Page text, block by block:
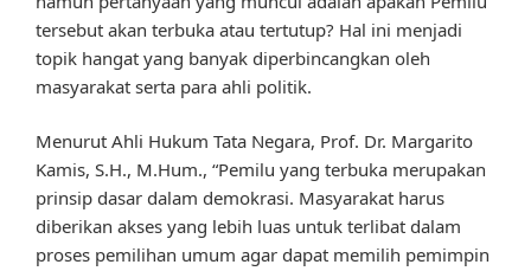
tersebut akan terbuka atau tertutup? Hal ini menjadi
topik hangat yang banyak diperbincangkan oleh
masyarakat serta para ahli politik.
Menurut Ahli Hukum Tata Negara, Prof. Dr. Margarito
Kamis, S.H., M.Hum., “Pemilu yang terbuka merupakan
prinsip dasar dalam demokrasi. Masyarakat harus
diberikan akses yang lebih luas untuk terlibat dalam
proses pemilihan umum agar dapat memilih pemimpin